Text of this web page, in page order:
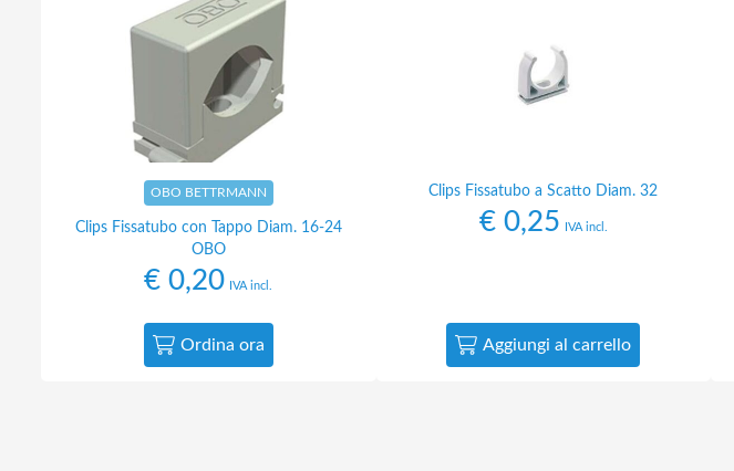
OBO BETTRMANN
Clips Fissatubo con Tappo Diam. 16-24
OBO
€ 0,20 IVA incl.
Ordina ora
Clips Fissatubo a Scatto Diam. 32
€0,25 IVA incl.
Aggiungi al carrello